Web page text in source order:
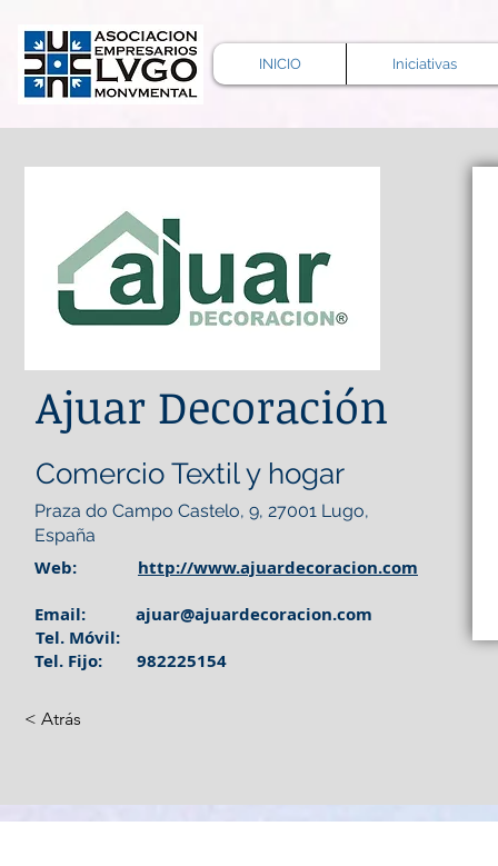
INICIO Iniciativas
Ajuar Decoración
Comercio Textil y hogar
Praza do Campo Castelo, 9, 27001 Lugo,
España
Web:
http://www.ajuardecoracion.com
Email:
ajuar@ajuardecoracion.com
Tel. Móvil:
Tel. Fijo:
982225154
< Atrás